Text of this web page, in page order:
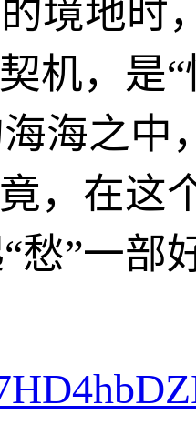
境地时
机，是
海之中
，在这
愁”一部